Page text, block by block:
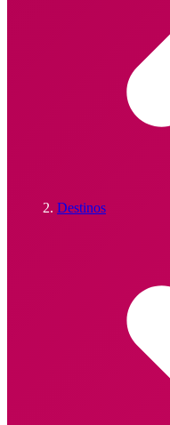
Destinos